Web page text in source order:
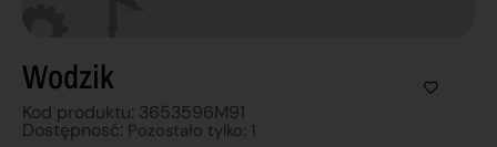
Wodzik
Kod produktu: 3653596M91
Dostępnosć: Pozostało tylko: 1